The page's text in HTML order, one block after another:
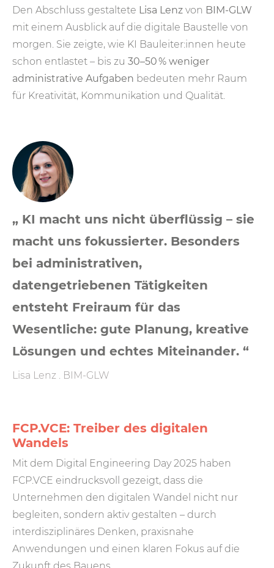
Den Abschluss gestaltete Lisa Lenz von BIM-GLW
mit einem Ausblick auf die digitale Baustelle von
morgen. Sie zeigte, wie KI Bauleiter:innen heute
schon entlastet – bis zu 30–50 % weniger
administrative Aufgaben bedeuten mehr Raum
für Kreativität, Kommunikation und Qualität.
„ KI macht uns nicht überflüssig – sie
macht uns fokussierter. Besonders
bei administrativen,
datengetriebenen Tätigkeiten
entsteht Freiraum für das
Wesentliche: gute Planung, kreative
Lösungen und echtes Miteinander. “
Lisa Lenz . BIM-GLW
FCP.VCE: Treiber des digitalen
Wandels
Mit dem Digital Engineering Day 2025 haben
FCP.VCE eindrucksvoll gezeigt, dass die
Unternehmen den digitalen Wandel nicht nur
begleiten, sondern aktiv gestalten – durch
interdisziplinäres Denken, praxisnahe
Anwendungen und einen klaren Fokus auf die